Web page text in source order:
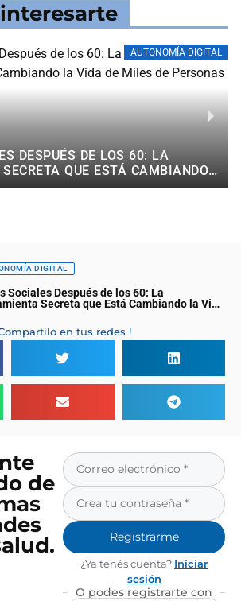
AUTONOMÍA DIGITAL
DESPUÉS DE LOS 60: LA
QUE ESTÁ CAMBIANDO
DE PERSONAS MAYORES
DIGITAL
Sociales Después de los 60: La
Secreta que Está Cambiando la Vida
en tus redes !
de
Registrarme
¿Ya tenés cuenta? Iniciar
sesión
O podes registrarte con